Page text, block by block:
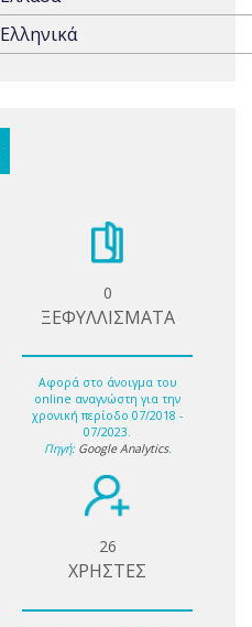
Ελληνικά
0
ΞΕΦΥΛΛΙΣΜΑΤΑ
Αφορά στο άνοιγμα του
online αναγνώστη για την
χρονική περίοδο 07/2018 -
07/2023.
Πηγή: Google Analytics.
26
ΧΡΗΣΤΕΣ